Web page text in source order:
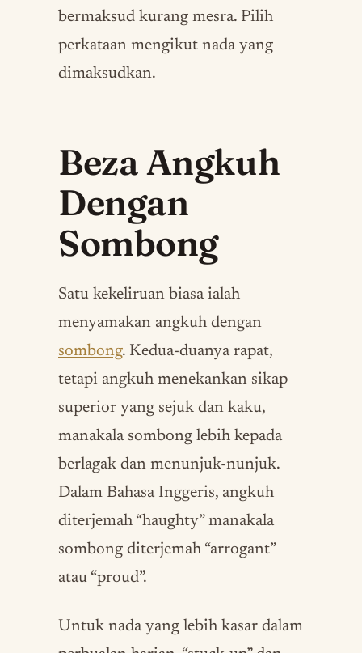
bermaksud kurang mesra. Pilih
perkataan mengikut nada yang
dimaksudkan.
Beza Angkuh
Dengan
Sombong
Satu kekeliruan biasa ialah
menyamakan angkuh dengan
sombong. Kedua-duanya rapat,
tetapi angkuh menekankan sikap
superior yang sejuk dan kaku,
manakala sombong lebih kepada
berlagak dan menunjuk-nunjuk.
Dalam Bahasa Inggeris, angkuh
diterjemah “haughty” manakala
sombong diterjemah “arrogant”
atau “proud”.
Untuk nada yang lebih kasar dalam